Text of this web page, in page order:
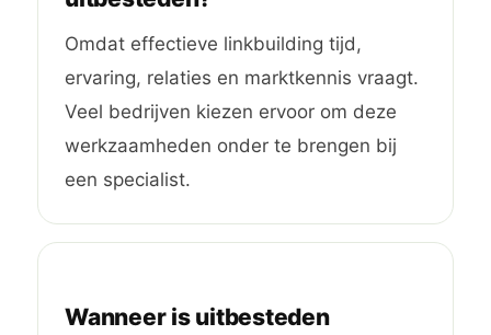
Omdat effectieve linkbuilding tijd,
ervaring, relaties en marktkennis vraagt.
Veel bedrijven kiezen ervoor om deze
werkzaamheden onder te brengen bij
een specialist.
Wanneer is uitbesteden